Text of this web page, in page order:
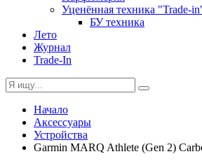
Уценённая техника "Trade-
БУ техника
Лето
Журнал
Trade-In
Начало
Аксессуары
Устройства
Garmin MARQ Athlete (Gen 2)